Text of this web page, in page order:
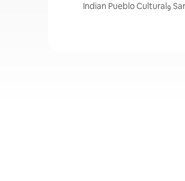
أبرز المعالم في ألباكركي، تشمل Sandia Peak Tramway وIndian Pueblo Cultural